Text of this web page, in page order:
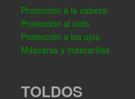
Protección a la cabeza
Protección al oído
Protección a los ojos
Máscaras y mascarillas
TOLDOS